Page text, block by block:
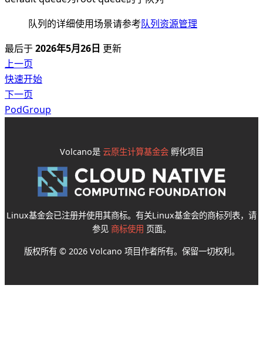
队列的详细使用场景请参考队列资源管理
最后于2026年5月26日 更新
上一页
快速开始
下一页
PodGroup
Volcano是 云原生计算基金会孵化项目
Linux基金会已注册并使用其商标。有关Linux基金会的商标列表，请
参见 商标使用 页面。
版权所有 © 2026 Volcano 项目作者所有。保留一切权利。